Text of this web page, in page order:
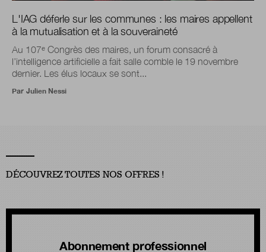
L'IAG déferle sur les communes : les maires appellent
à la mutualisation et à la souveraineté
Au 107ᵉ Congrès des maires, un forum consacré à
l’intelligence artificielle a fait salle comble le 19 novembre
dernier. Les élus locaux se sont...
Par Julien Nessi
DÉCOUVREZ TOUTES NOS OFFRES !
Abonnement professionnel